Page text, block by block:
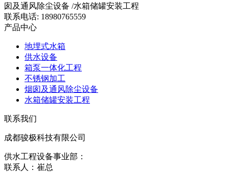
囱及通风除尘设备 /水箱储罐安装工程
联系电话: 18980765559
产品中心
地埋式水箱
供水设备
箱泵一体化工程
不锈钢加工
烟囱及通风除尘设备
水箱储罐安装工程
联系我们
成都骏极科技有限公司
供水工程设备事业部：
联系人：崔总